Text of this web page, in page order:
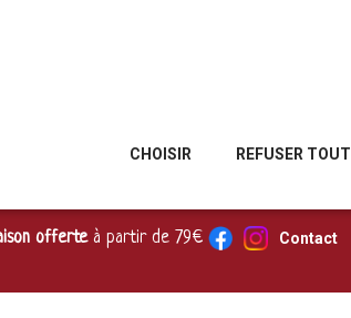
offerte à partir de 79€ Contact
CHOISIR REFUSER TOUT